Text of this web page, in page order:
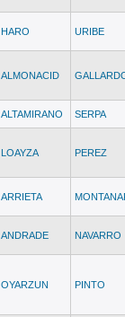
HARO URIBE
ALMONACID
ALTAMIRANO SERPA
LOAYZA PEREZ
ARRIETA
ANDRADE NAVARRO
OYARZUN PINTO